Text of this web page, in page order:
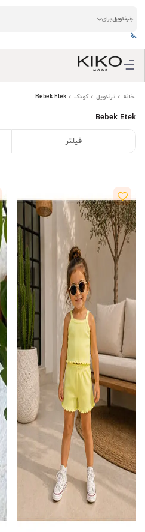
خانه ترندویل کودک Bebek Etek
Bebek Etek
فیلتر